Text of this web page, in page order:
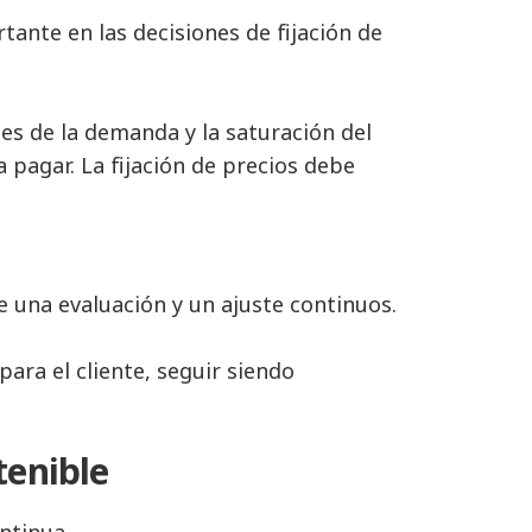
en las decisiones de fijación de
de la demanda y la saturación del
La fijación de precios debe
evaluación y un ajuste continuos.
el cliente, seguir siendo